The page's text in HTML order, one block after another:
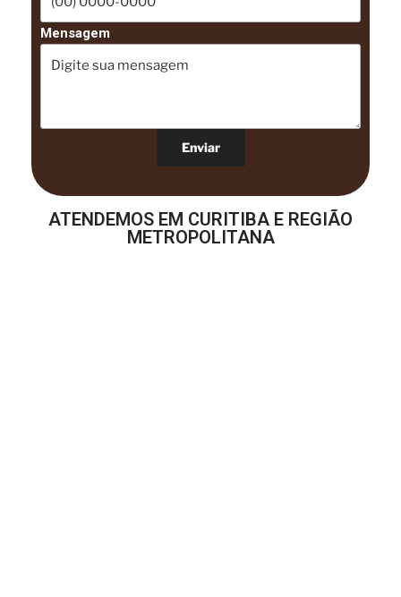
Mensagem
ATENDEMOS EM CURITIBA E REGIÃO
METROPOLITANA